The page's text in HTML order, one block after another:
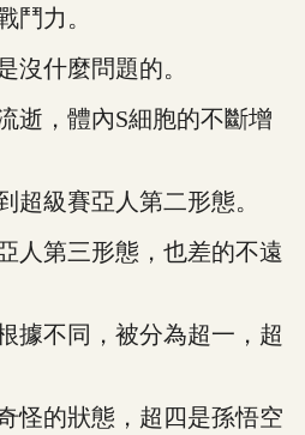
鬥力。
什麼問題的。
，體內S細胞的不斷增
級賽亞人第二形態。
第三形態，也差的不遠
不同，被分為超一，超
的狀態，超四是孫悟空